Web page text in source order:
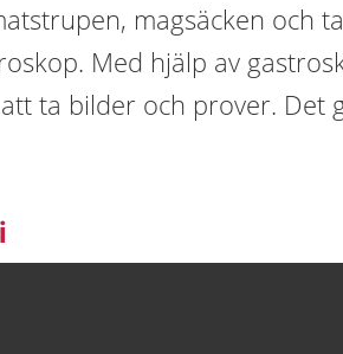
magsäcken och
Med hjälp av
ta bilder och prover. Det